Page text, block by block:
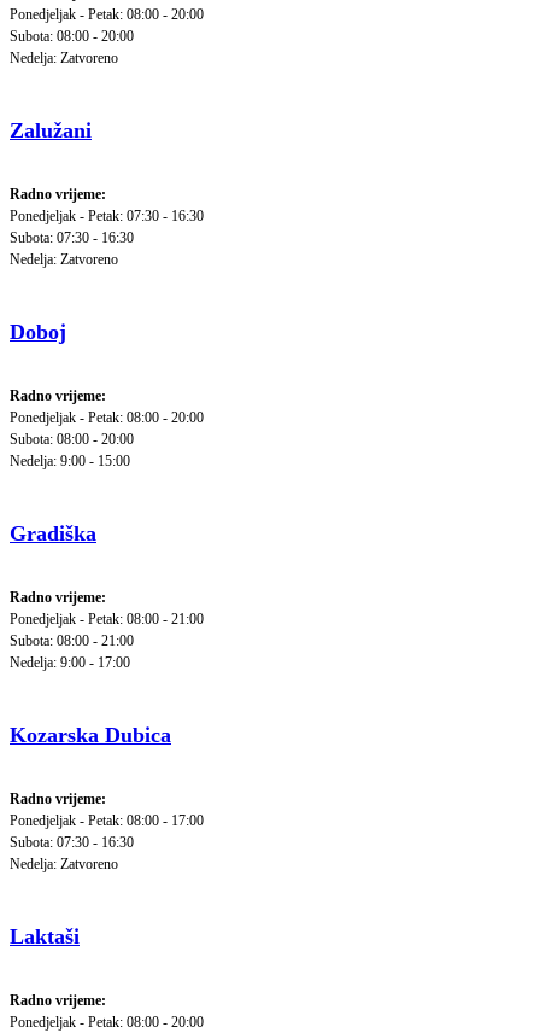
Ponedjeljak - Petak: 08:00 - 20:00
Subota: 08:00 - 20:00
Nedelja: Zatvoreno
Zalužani
Radno vrijeme:
Ponedjeljak - Petak: 07:30 - 16:30
Subota: 07:30 - 16:30
Nedelja: Zatvoreno
Doboj
Radno vrijeme:
Ponedjeljak - Petak: 08:00 - 20:00
Subota: 08:00 - 20:00
Nedelja: 9:00 - 15:00
Gradiška
Radno vrijeme:
Ponedjeljak - Petak: 08:00 - 21:00
Subota: 08:00 - 21:00
Nedelja: 9:00 - 17:00
Kozarska Dubica
Radno vrijeme:
Ponedjeljak - Petak: 08:00 - 17:00
Subota: 07:30 - 16:30
Nedelja: Zatvoreno
Laktaši
Radno vrijeme:
Ponedjeljak - Petak: 08:00 - 20:00